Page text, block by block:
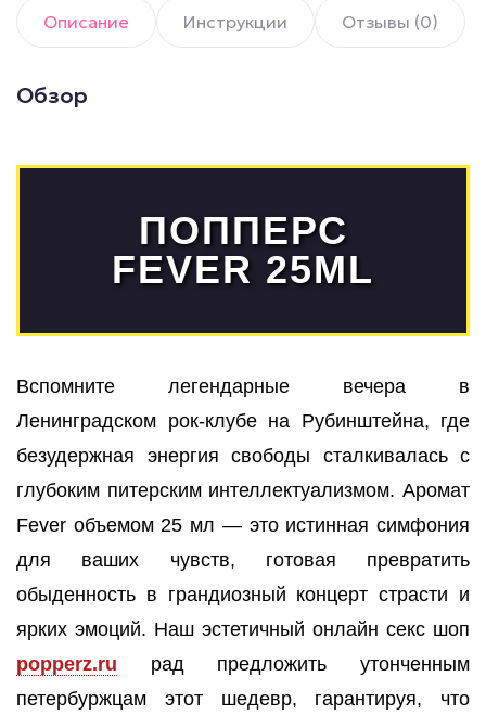
Описание Инструкции Отзывы (0)
Обзор
ПОППЕРС
FEVER 25ML
Вспомните легендарные вечера в
Ленинградском рок-клубе на Рубинштейна, где
безудержная энергия свободы сталкивалась с
глубоким питерским интеллектуализмом. Аромат
Fever объемом 25 мл — это истинная симфония
для ваших чувств, готовая превратить
обыденность в грандиозный концерт страсти и
ярких эмоций. Наш эстетичный онлайн секс шоп
popperz.ru рад предложить утонченным
петербуржцам этот шедевр, гарантируя, что